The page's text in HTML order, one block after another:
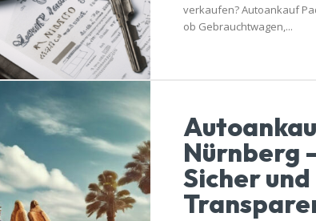
verkaufen? Autoankauf
ob Gebrauchtwagen,...
Nürnberg
Sicher und